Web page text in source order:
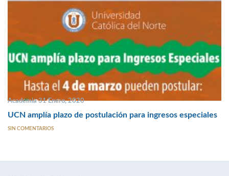
Academia 31 Enero, 2020
UCN amplía plazo de postulación para ingresos especiales
SIN COMENTARIOS